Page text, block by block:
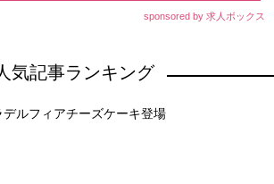
sponsored by 求人ボックス
気記事ランキング
デルフィアチーズケーキ登場